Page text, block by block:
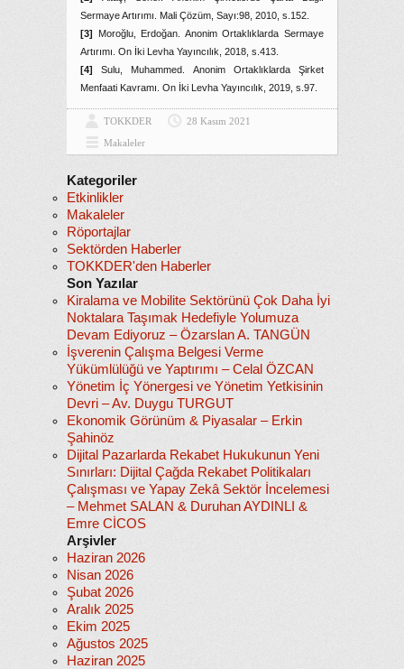
Sermaye Artırımı. Mali Çözüm, Sayı:98, 2010, s.152.
[3] Moroğlu, Erdoğan. Anonim Ortaklıklarda Sermaye
Artırımı. On İki Levha Yayıncılık, 2018, s.413.
[4]Sulu, Muhammed. Anonim Ortaklıklarda Şirket
Menfaati Kavramı. On İki Levha Yayıncılık, 2019, s.97.
TOKKDER
28 Kasım 2021
Makaleler
Kategoriler
Etkinlikler
Makaleler
Röportajlar
Sektörden Haberler
TOKKDER'den Haberler
Son Yazılar
Kiralama ve Mobilite Sektörünü Çok Daha İyi
Noktalara Taşımak Hedefiyle Yolumuza
Devam Ediyoruz – Özarslan A. TANGÜN
İşverenin Çalışma Belgesi Verme
Yükümlülüğü ve Yaptırımı – Celal ÖZCAN
Yönetim İç Yönergesi ve Yönetim Yetkisinin
Devri – Av. Duygu TURGUT
Ekonomik Görünüm & Piyasalar – Erkin
Şahinöz
Dijital Pazarlarda Rekabet Hukukunun Yeni
Sınırları: Dijital Çağda Rekabet Politikaları
Çalışması ve Yapay Zekâ Sektör İncelemesi
– Mehmet SALAN & Duruhan AYDINLI &
Emre CİCOS
Arşivler
Haziran 2026
Nisan 2026
Şubat 2026
Aralık 2025
Ekim 2025
Ağustos 2025
Haziran 2025